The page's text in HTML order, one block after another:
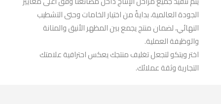
الجودة العالمية، بدايةً من اختيار الخامات وحتى التشطيب
النهائي، لضمان منتج يجمع بين المظهر الأنيق والمتانة
والوظيفة العملية.
اختر ويتكو لتجعل تغليف منتجك يعكس احترافية علامتك
التجارية وثقة عملائك.